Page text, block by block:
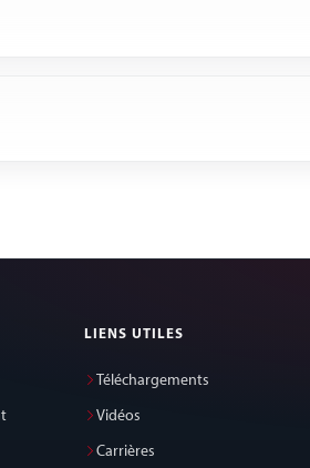
LIENS UTILES
Téléchargements
Vidéos
Carrières